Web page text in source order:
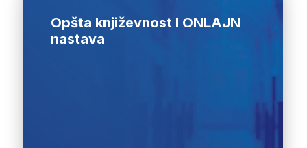
Opšta književnost I ONLAJN
nastava